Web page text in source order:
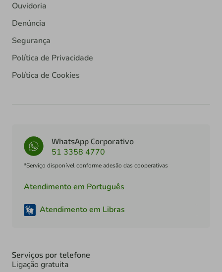
Ouvidoria
Denúncia
Segurança
Política de Privacidade
Política de Cookies
WhatsApp Corporativo
51 3358 4770
*Serviço disponível conforme adesão das cooperativas
Atendimento em Português
Atendimento em Libras
Serviços por telefone
Ligação gratuita